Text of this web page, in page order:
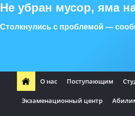
Не убран мусор, яма
Столкнулись с проблемой —
О нас Поступающим
Экзаменационный центр